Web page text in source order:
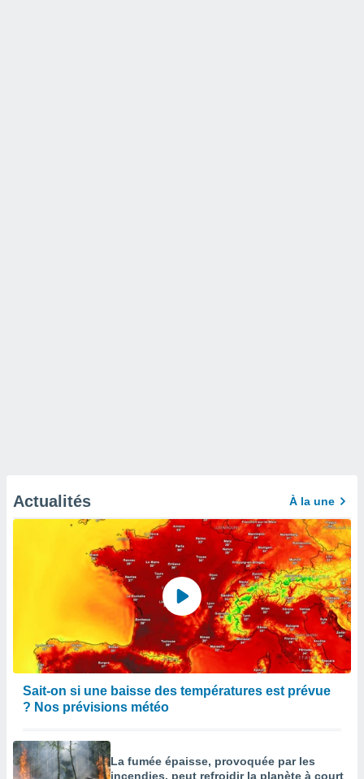
Actualités À la une
Sait-on si une baisse des températures est prévue
? Nos prévisions météo
La fumée épaisse, provoquée par les
incendies, peut refroidir la planète à court